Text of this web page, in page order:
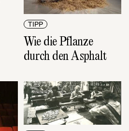
TIPP
Wie die Pflanze
durch den Asphalt